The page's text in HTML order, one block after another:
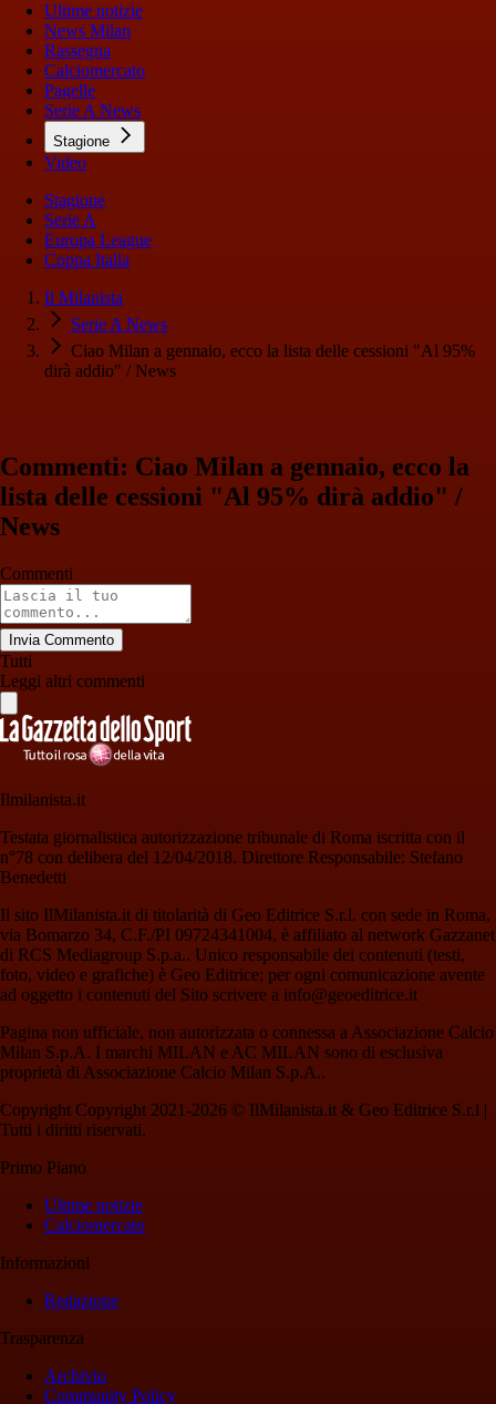
Ultime notizie
News Milan
Rassegna
Calciomercato
Pagelle
Serie A News
Stagione
Video
Stagione
Serie A
Europa League
Coppa Italia
Il Milanista
Serie A News
Ciao Milan a gennaio, ecco la lista delle cessioni "Al 95%
dirà addio" / News
Commenti: Ciao Milan a gennaio, ecco la
lista delle cessioni "Al 95% dirà addio" /
News
Commenti
Invia Commento
Tutti
Leggi altri commenti
Ilmilanista.it
Testata giornalistica autorizzazione tribunale di Roma iscritta con il
n°78 con delibera del 12/04/2018. Direttore Responsabile: Stefano
Benedetti
Il sito IlMilanista.it di titolarità di Geo Editrice S.r.l. con sede in Roma,
via Bomarzo 34, C.F./PI 09724341004, è affiliato al network Gazzanet
di RCS Mediagroup S.p.a.. Unico responsabile dei contenuti (testi,
foto, video e grafiche) è Geo Editrice; per ogni comunicazione avente
ad oggetto i contenuti del Sito scrivere a info@geoeditrice.it
Pagina non ufficiale, non autorizzata o connessa a Associazione Calcio
Milan S.p.A. I marchi MILAN e AC MILAN sono di esclusiva
proprietà di Associazione Calcio Milan S.p.A..
Copyright Copyright 2021-2026 © IlMilanista.it & Geo Editrice S.r.l |
Tutti i diritti riservati.
Primo Piano
Ultime notizie
Calciomercato
Informazioni
Redazione
Trasparenza
Archivio
Community Policy